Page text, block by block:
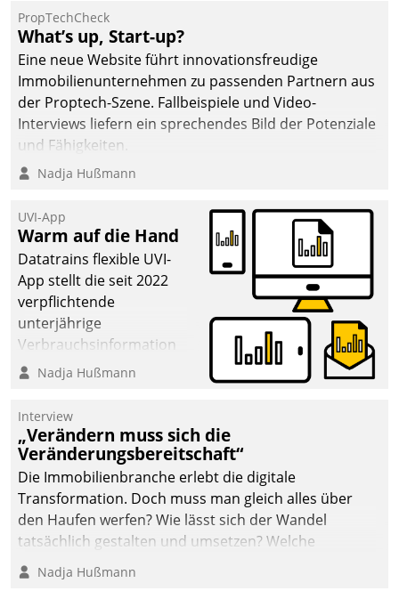
PropTechCheck
What’s up, Start-up?
Eine neue Website führt innovationsfreudige
Immobilienunternehmen zu passenden Partnern aus
der Proptech-Szene. Fallbeispiele und Video-
Interviews liefern ein sprechendes Bild der Potenziale
und Fähigkeiten.
Nadja Hußmann
UVI-App
Warm auf die Hand
Datatrains flexible UVI-
App stellt die seit 2022
verpflichtende
unterjährige
Verbrauchsinformation
schnell, zuverlässig und
Die monatlichen
Mitteilungen zum
Heizungs- und
Wasserverbrauch gehen
automatisiert, vollständig
und auf Wunsch über
mehrere zuvor
Kommunikationswege bei
Nadja Hußmann
Interview
„Verändern muss sich die
Veränderungsbereitschaft“
Die Immobilienbranche erlebt die digitale
Transformation. Doch muss man gleich alles über
den Haufen werfen? Wie lässt sich der Wandel
tatsächlich gestalten und umsetzen? Welche
Argumente zählen wirklich?
Nadja Hußmann